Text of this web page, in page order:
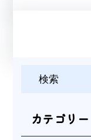
カテゴリー